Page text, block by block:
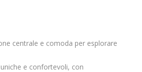
centrale e comoda per esplorare
e confortevoli, con